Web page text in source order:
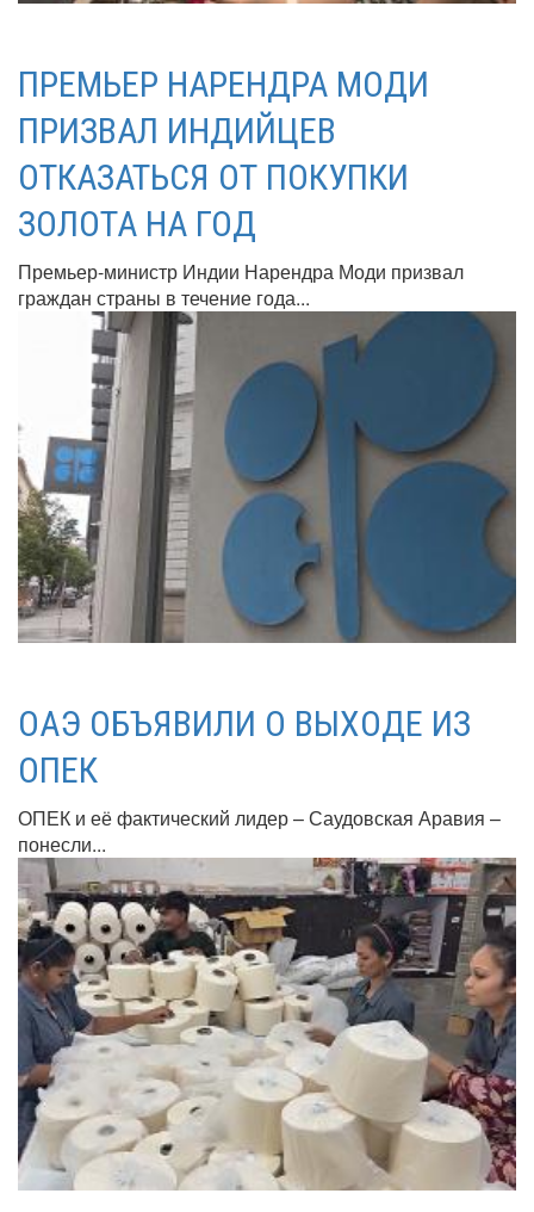
ПРЕМЬЕР НАРЕНДРА МОДИ
ПРИЗВАЛ ИНДИЙЦЕВ
ОТКАЗАТЬСЯ ОТ ПОКУПКИ
ЗОЛОТА НА ГОД
Премьер-министр Индии Нарендра Моди призвал
граждан страны в течение года...
ОАЭ ОБЪЯВИЛИ О ВЫХОДЕ ИЗ
ОПЕК
ОПЕК и её фактический лидер – Саудовская Аравия –
понесли...